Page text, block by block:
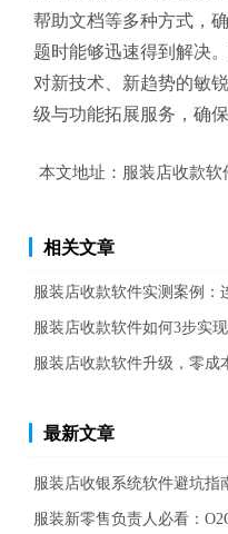
帮助文档等多种方式，
题时能够迅速得到解决
对新技术、新趋势的敏
级与功能拓展服务，确
本文地址： 服装店收款
相关文章
服装店收款软件实测案例：
服装店收款软件如何3步实
服装店收款软件升级，零成
最新文章
服装店收银系统软件避坑指
服装新零售负责人必看：